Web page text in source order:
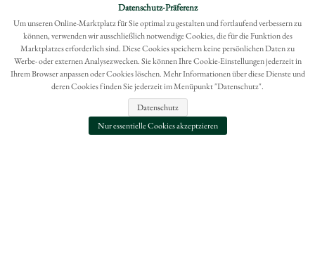
Möchten Sie eine Bestellung widerrufen?
Hier Widerruf mit wenigen Klicks online erreichen
BESTELLUNG WIDERRUFEN
Datenschutz-Präferenz
Um unseren Online-Marktplatz für Sie optimal zu gestalten und fortlaufend verbessern zu
können, verwenden wir ausschließlich notwendige Cookies, die für die Funktion des
Marktplatzes erforderlich sind. Diese Cookies speichern keine persönlichen Daten zu
Werbe- oder externen Analysezwecken. Sie können Ihre Cookie-Einstellungen jederzeit in
Ihrem Browser anpassen oder Cookies löschen. Mehr Informationen über diese Dienste und
deren Cookies finden Sie jederzeit im Menüpunkt "Datenschutz".
Datenschutz
Nur essentielle Cookies akzeptzieren